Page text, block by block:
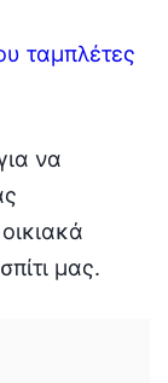
ταμπλέτες
να
μας.